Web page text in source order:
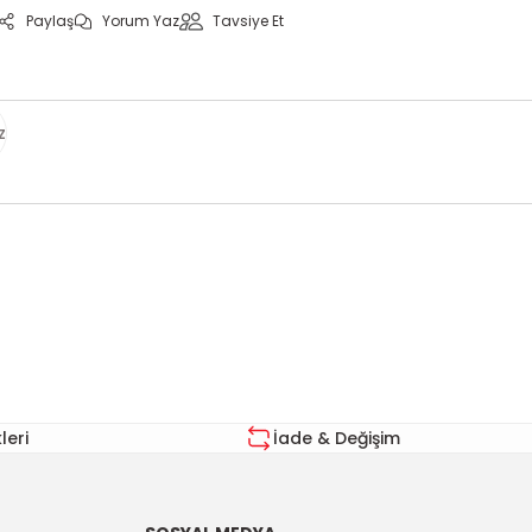
Paylaş Yorum Yaz Tavsiye Et
İade & Değişim